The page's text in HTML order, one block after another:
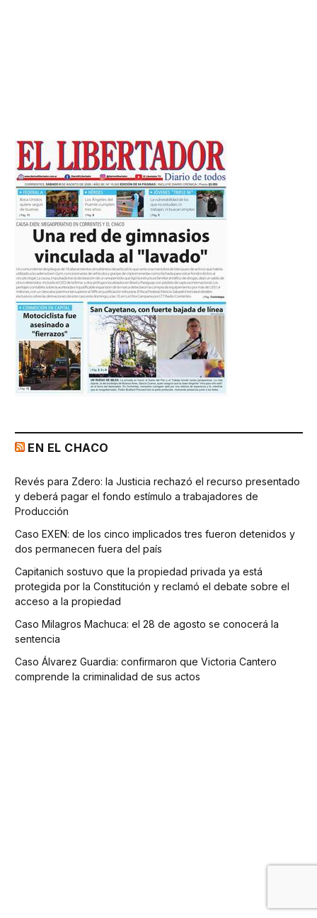
EN EL CHACO
Revés para Zdero: la Justicia rechazó el recurso presentado
y deberá pagar el fondo estímulo a trabajadores de
Producción
Caso EXEN: de los cinco implicados tres fueron detenidos y
dos permanecen fuera del país
Capitanich sostuvo que la propiedad privada ya está
protegida por la Constitución y reclamó el debate sobre el
acceso a la propiedad
Caso Milagros Machuca: el 28 de agosto se conocerá la
sentencia
Caso Álvarez Guardia: confirmaron que Victoria Cantero
comprende la criminalidad de sus actos